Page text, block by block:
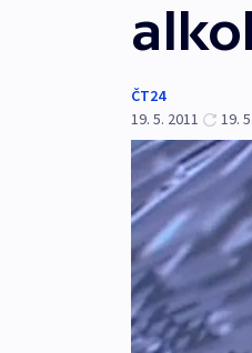
ČT24
19. 5. 2011
19.